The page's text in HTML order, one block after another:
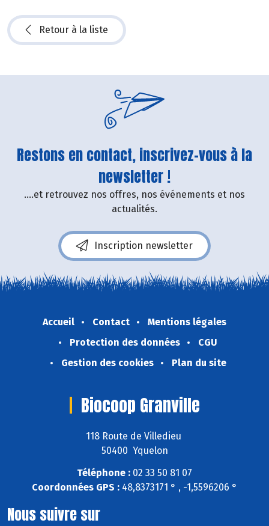
Retour à la liste
Restons en contact, inscrivez-vous à la
newsletter !
....et retrouvez nos offres, nos événements et nos
actualités.
Inscription newsletter
Accueil Contact
Mentions légales
Protection des données
CGU
Gestion des cookies
Plan du site
Biocoop Granville
118 Route de Villedieu
50400 Yquelon
Téléphone : 02 33 50 81 07
Coordonnées GPS : 48,8373171 ° , -1,5596206 °
Nous suivre sur